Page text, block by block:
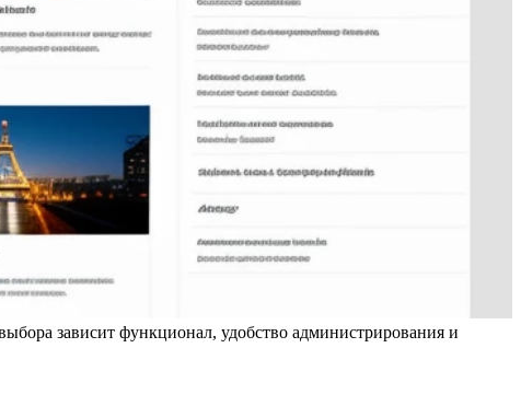
зависит функционал, удобство администрирования и